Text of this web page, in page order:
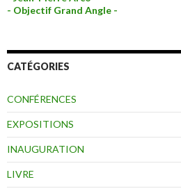
- Objectif Grand Angle -
CATÉGORIES
CONFÉRENCES
EXPOSITIONS
INAUGURATION
LIVRE